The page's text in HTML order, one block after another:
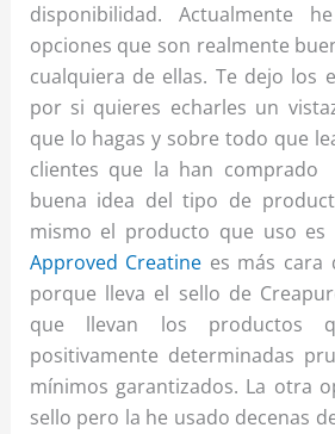
disponibilidad. Actualmente
opciones que son realmente
cualquiera de ellas. Te dejo los
por si quieres echarles un
que lo hagas y sobre todo que
clientes que la han comprado
buena idea del tipo de
mismo el producto que uso
Approved Creatine es más cara
porque lleva el sello de
que llevan los productos
positivamente determinadas
mínimos garantizados. La otra
sello pero la he usado decenas